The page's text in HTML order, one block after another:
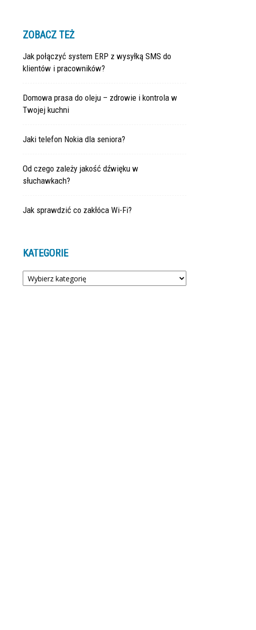
ZOBACZ TEŻ
Jak połączyć system ERP z wysyłką SMS do
klientów i pracowników?
Domowa prasa do oleju – zdrowie i kontrola w
Twojej kuchni
Jaki telefon Nokia dla seniora?
Od czego zależy jakość dźwięku w
słuchawkach?
Jak sprawdzić co zakłóca Wi-Fi?
KATEGORIE
Kategorie